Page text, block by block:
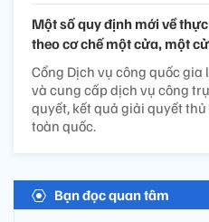
Một số quy định mới về
theo cơ chế một cửa, một
Cổng Dịch vụ công quốc
và cung cấp dịch vụ công
quyết, kết quả giải quyết
toàn quốc.
Bạn đọc quan tâm